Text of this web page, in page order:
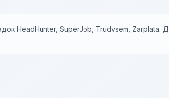
HeadHunter, SuperJob, Trudvsem, Zarplata.